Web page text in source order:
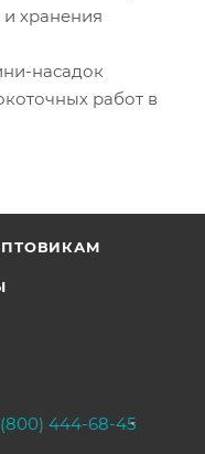
хранения
насадок
работ в
444-68-45